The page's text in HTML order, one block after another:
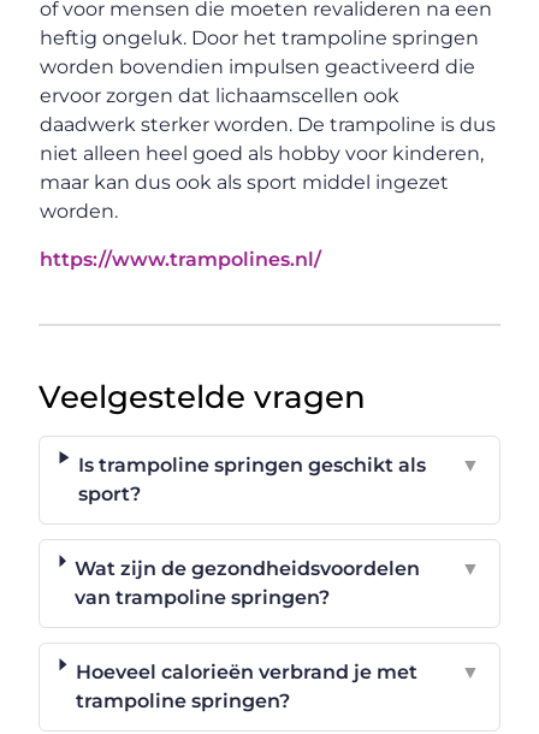
of voor mensen die moeten revalideren na een
heftig ongeluk. Door het trampoline springen
worden bovendien impulsen geactiveerd die
ervoor zorgen dat lichaamscellen ook
daadwerk sterker worden. De trampoline is dus
niet alleen heel goed als hobby voor kinderen,
maar kan dus ook als sport middel ingezet
worden.
https://www.trampolines.nl/
Veelgestelde vragen
Is trampoline springen geschikt als
sport?
▼
Wat zijn de gezondheidsvoordelen
van trampoline springen?
▼
Hoeveel calorieën verbrand je met
trampoline springen?
▼